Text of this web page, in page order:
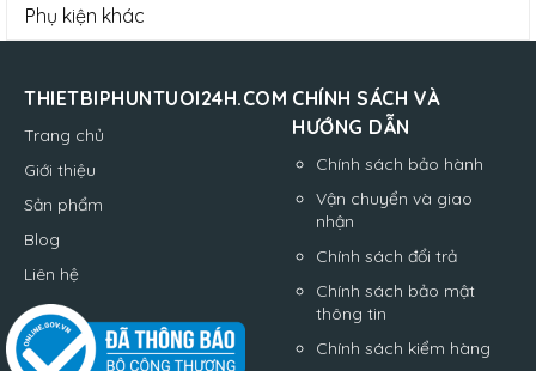
Phụ kiện khác
THIETBIPHUNTUOI24H.COM
Trang chủ
Giới thiệu
Sản phẩm
Blog
Liên hệ
CHÍNH SÁCH VÀ
HƯỚNG DẪN
Chính sách bảo hành
Vận chuyển và giao
nhận
Chính sách đổi trả
Chính sách bảo mật
thông tin
Chính sách kiểm hàng